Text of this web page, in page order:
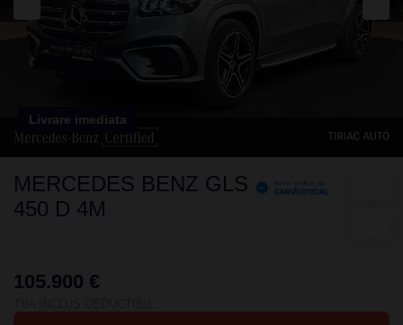
Livrare imediata
MERCEDES BENZ GLS
450 D 4M
105.900 €